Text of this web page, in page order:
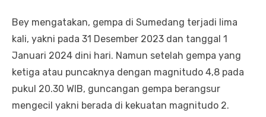
Bey mengatakan, gempa di Sumedang terjadi lima
kali, yakni pada 31 Desember 2023 dan tanggal 1
Januari 2024 dini hari. Namun setelah gempa yang
ketiga atau puncaknya dengan magnitudo 4,8 pada
pukul 20.30 WIB, guncangan gempa berangsur
mengecil yakni berada di kekuatan magnitudo 2.